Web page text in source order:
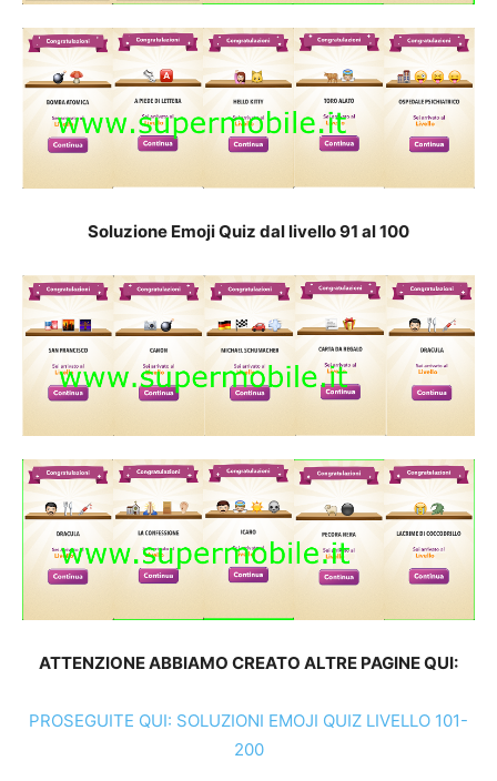
Soluzione Emoji Quiz dal livello 91 al 100
ATTENZIONE ABBIAMO CREATO ALTRE PAGINE QUI:
PROSEGUITE QUI: SOLUZIONI EMOJI QUIZ LIVELLO 101-
200